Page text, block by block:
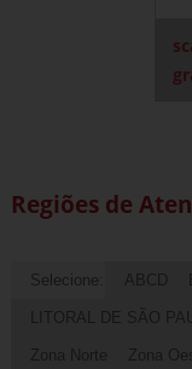
Regiões de
Selecione: ABCD
LITORAL DE SÃO
Zona Norte Zona